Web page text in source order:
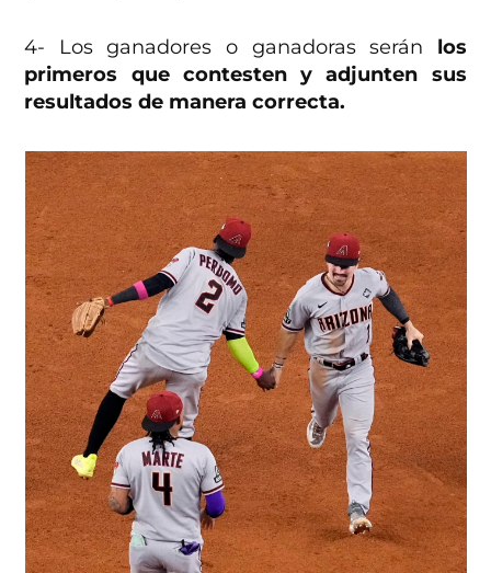
4- Los ganadores o ganadoras serán los
primeros que contesten y adjunten sus
resultados de manera correcta.